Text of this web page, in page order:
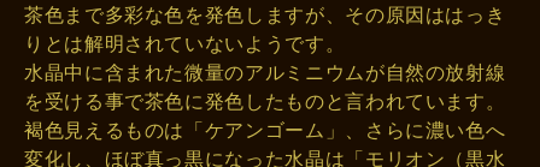
茶色まで多彩な色を発色しますが、その原因ははっき
りとは解明されていないようです。
水晶中に含まれた微量のアルミニウムが自然の放射線
を受ける事で茶色に発色したものと言われています。
褐色見えるものは「ケアンゴーム」、さらに濃い色へ
変化し、ほぼ真っ黒になった水晶は「モリオン（黒水